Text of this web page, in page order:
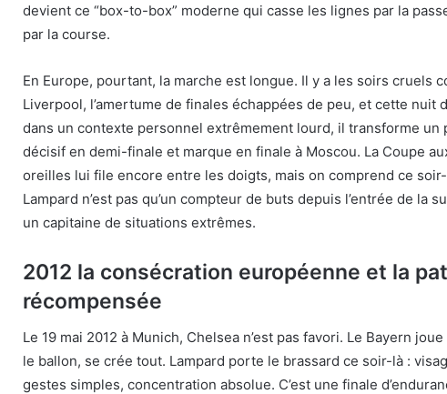
devient ce “box-to-box” moderne qui casse les lignes par la
par la course.
En Europe, pourtant, la marche est longue. Il y a les soirs cruels
Liverpool, l’amertume de finales échappées de peu, et cette nuit
dans un contexte personnel extrêmement lourd, il transforme un
décisif en demi-finale et marque en finale à Moscou. La Coupe
oreilles lui file encore entre les doigts, mais on comprend ce
Lampard n’est pas qu’un compteur de buts depuis l’entrée de la
un capitaine de situations extrêmes.
2012 la consécration européenne et la
récompensée
Le 19 mai 2012 à Munich, Chelsea n’est pas favori. Le Bayern
le ballon, se crée tout. Lampard porte le brassard ce soir-là :
gestes simples, concentration absolue. C’est une finale